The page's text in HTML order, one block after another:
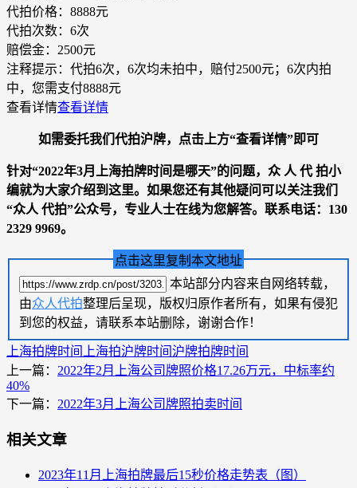
代拍价格： 8888元
代拍次数： 6次
赔偿金： 2500元
注释提示： 代拍6次，6次均未拍中，赔付2500元；6次内拍
中，您需支付8888元
查看详情查看详情
如需委托我们代拍沪牌，点击上方“查看详情”即可
针对“2022年3月上海拍牌时间是哪天”的问题， 众 人 代 拍小
编就为大家介绍到这里。如果您还有其他疑问可以关注我们
“众人 代拍”公众号，专业人士在线为您解答。联系电话： 130
2329 9969。
点击这里复制本文地址
本站部分内容来自网络转载，
由众人代拍整理后呈现，版权归原作者所有，如果有侵犯
到您的权益，请联系本站删除，谢谢合作！
上海拍牌时间 上海拍沪牌时间 沪牌拍牌时间
上一篇： 2022年2月上海公司牌照价格17.26万元，中标率约
40%
下一篇： 2022年3月上海公司牌照拍卖时间
相关文章
2023年11月上海拍牌最后15秒价格走势表（图）